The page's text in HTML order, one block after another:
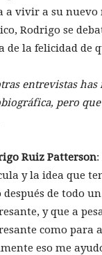
a vivir a su nuevo
Rodrigo se
de la felicidad de
entrevistas
pero
Ruiz Patterson
y la idea que
después de todo
y que a
como para
eso me